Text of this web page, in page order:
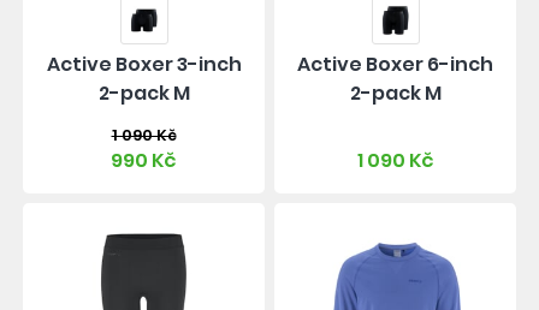
Active Boxer 3-inch
2-pack M
1 090 Kč
990 Kč
Active Boxer 6-inch
2-pack M
1 090 Kč